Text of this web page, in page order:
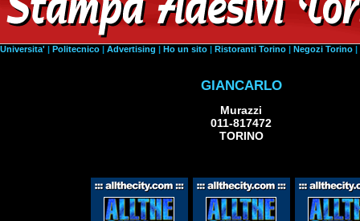
Universita' | Politecnico | Advertising | Ho un sito | Ristoranti Torino | Negozi Torino |
GIANCARLO
Murazzi
011-817472
TORINO